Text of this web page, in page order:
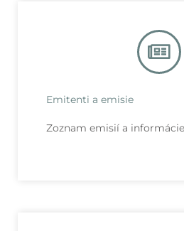
Emitenti a emisie
Zoznam emisií a